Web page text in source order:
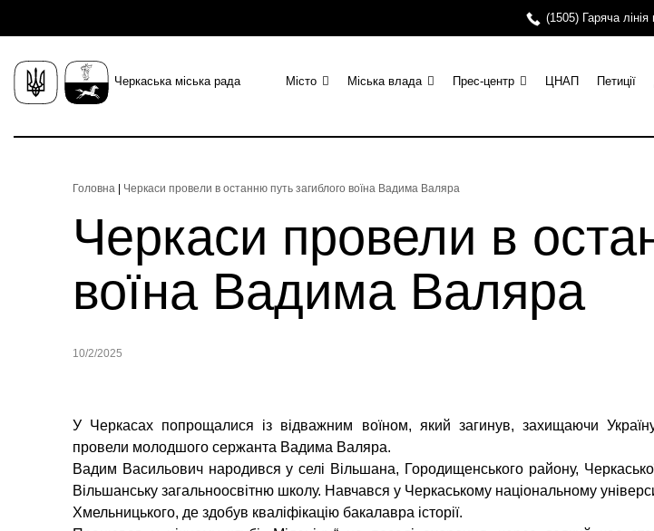
(1505) Гаряча лінія
Черкаська міська рада Місто Міська влада Прес-центр ЦНАП Петиції
Головна Черкаси провели в останню путь загиблого воїна Вадима Валяра
Черкаси провели в
воїна Вадима Валяра
10/2/2025
У Черкасах попрощалися із відважним воїном, який загинув, захищаючи
провели молодшого сержанта Вадима Валяра.
Вадим Васильович народився у селі Вільшана, Городищенського району, Черкаської
Вільшанську загальноосвітню школу. Навчався у Черкаському національному
Хмельницького, де здобув кваліфікацію бакалавра історії.